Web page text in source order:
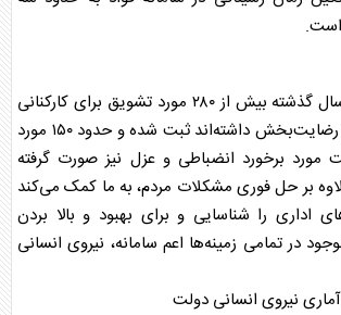
وی افزود: طی یک سال گذشته بیش از ۲۸۰ مورد تشویق برای کارکنانی
که عملکرد مطلوب و رضایت‌بخش داشته‌اند ثبت شده و حدود ۱۵۰ مورد
برخورد انضباطی و عزل نیز صورت گرفته
بر حل فوری مشکلات مردم، به ما کمک می‌کند
اداری را شناسایی و برای بهبود و بالا بردن
در تمامی زمینه‌ها اعم سامانه، نیروی انسانی
نیروی انسانی دولت